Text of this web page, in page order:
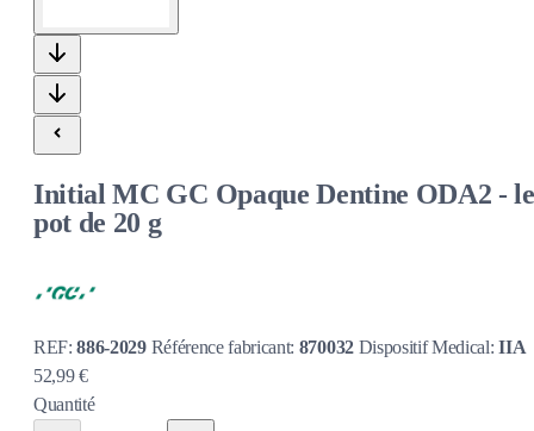
Initial MC GC Opaque Dentine ODA2 - le
pot de 20 g
REF:886-2029 Référence fabricant: 870032 Dispositif Medical:IIA
52,99 €
Quantité